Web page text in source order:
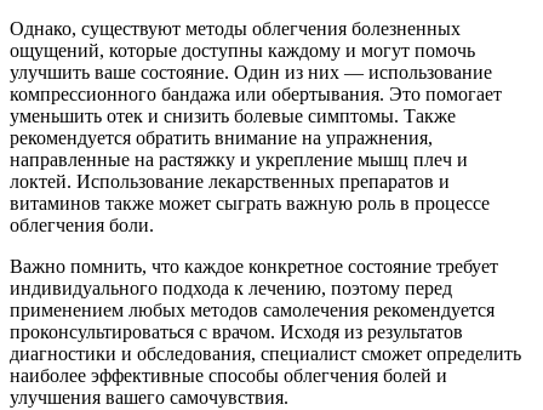
Однако, существуют методы облегчения болезненных
ощущений, которые доступны каждому и могут помочь
улучшить ваше состояние. Один из них — использование
компрессионного бандажа или обертывания. Это помогает
уменьшить отек и снизить болевые симптомы. Также
рекомендуется обратить внимание на упражнения,
направленные на растяжку и укрепление мышц плеч и
локтей. Использование лекарственных препаратов и
витаминов также может сыграть важную роль в процессе
облегчения боли.
Важно помнить, что каждое конкретное состояние требует
индивидуального подхода к лечению, поэтому перед
применением любых методов самолечения рекомендуется
проконсультироваться с врачом. Исходя из результатов
диагностики и обследования, специалист сможет определить
наиболее эффективные способы облегчения болей и
улучшения вашего самочувствия.